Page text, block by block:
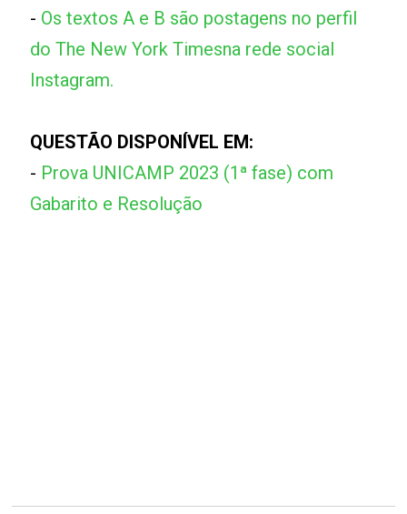
- Os textos A e B são postagens no perfil
do The New York Timesna rede social
Instagram.
QUESTÃO DISPONÍVEL EM:
- Prova UNICAMP 2023 (1ª fase) com
Gabarito e Resolução